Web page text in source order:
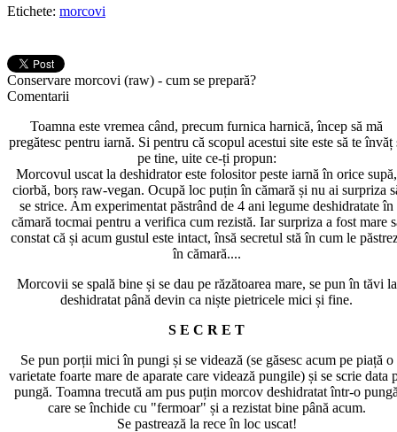
Etichete: morcovi
Conservare morcovi (raw) - cum se prepară?
Comentarii
Toamna este vremea când, precum furnica harnică, încep să mă
pregătesc pentru iarnă. Si pentru că scopul acestui site este să te învăț
pe tine, uite ce-ți propun:
Morcovul uscat la deshidrator este folositor peste iarnă în orice supă,
ciorbă, borș raw-vegan. Ocupă loc puțin în cămară și nu ai surpriza
se strice. Am experimentat păstrând de 4 ani legume deshidratate în
cămară tocmai pentru a verifica cum rezistă. Iar surpriza a fost mare
constat că și acum gustul este intact, însă secretul stă în cum le
în cămară....
Morcovii se spală bine și se dau pe răzătoarea mare, se pun în tăvi la
deshidratat până devin ca niște pietricele mici și fine.
S E C R E T
Se pun porții mici în pungi și se videază (se găsesc acum pe piață o
varietate foarte mare de aparate care videază pungile) și se scrie data
pungă. Toamna trecută am pus puțin morcov deshidratat într-o
care se închide cu "fermoar" și a rezistat bine până acum.
Se pastrează la rece în loc uscat!